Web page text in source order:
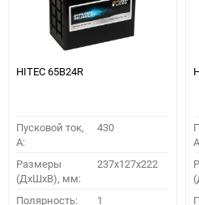
HITEC 65B24R
Пусковой ток,
A:
430
Размеры
(ДхШхВ), мм:
237x127x222
Полярность: 1